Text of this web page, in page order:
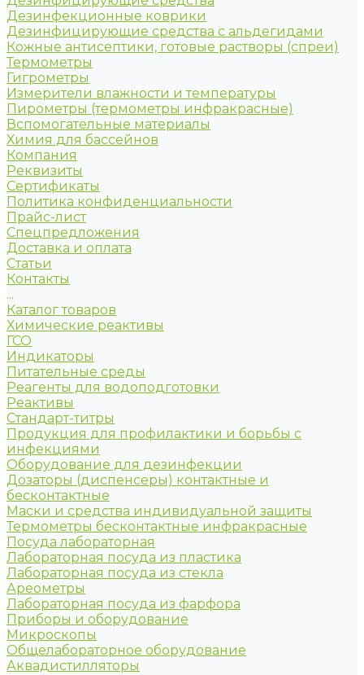
Дезинфекционные коврики
Дезинфицирующие средства с альдегидами
Кожные антисептики, готовые растворы (спреи)
Термометры
Гигрометры
Измерители влажности и температуры
Пирометры (термометры инфракрасные)
Вспомогательные материалы
Химия для бассейнов
Компания
Реквизиты
Сертификаты
Политика конфиденциальности
Прайс-лист
Спецпредложения
Доставка и оплата
Статьи
Контакты
...
Каталог товаров
Химические реактивы
ГСО
Индикаторы
Питательные среды
Реагенты для водоподготовки
Реактивы
Стандарт-титры
Продукция для профилактики и борьбы с
инфекциями
Оборудование для дезинфекции
Дозаторы (диспенсеры) контактные и
бесконтактные
Маски и средства индивидуальной защиты
Термометры бесконтактные инфракрасные
Посуда лабораторная
Лабораторная посуда из пластика
Лабораторная посуда из стекла
Ареометры
Лабораторная посуда из фарфора
Приборы и оборудование
Микроскопы
Общелабораторное оборудование
Аквадистилляторы